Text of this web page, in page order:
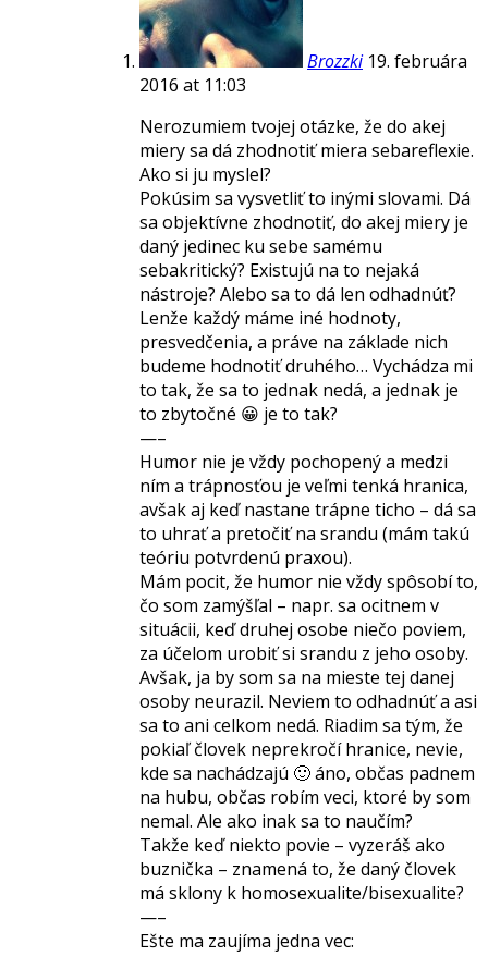
Brozzki 19. februára
2016 at 11:03
Nerozumiem tvojej otázke, že do akej
miery sa dá zhodnotiť miera sebareflexie.
Ako si ju myslel?
Pokúsim sa vysvetliť to inými slovami. Dá
sa objektívne zhodnotiť, do akej miery je
daný jedinec ku sebe samému
sebakritický? Existujú na to nejaká
nástroje? Alebo sa to dá len odhadnúť?
Lenže každý máme iné hodnoty,
presvedčenia, a práve na základe nich
budeme hodnotiť druhého… Vychádza mi
to tak, že sa to jednak nedá, a jednak je
to zbytočné 😀 je to tak?
—–
Humor nie je vždy pochopený a medzi
ním a trápnosťou je veľmi tenká hranica,
avšak aj keď nastane trápne ticho – dá sa
to uhrať a pretočiť na srandu (mám takú
teóriu potvrdenú praxou).
Mám pocit, že humor nie vždy spôsobí to,
čo som zamýšľal – napr. sa ocitnem v
situácii, keď druhej osobe niečo poviem,
za účelom urobiť si srandu z jeho osoby.
Avšak, ja by som sa na mieste tej danej
osoby neurazil. Neviem to odhadnúť a asi
sa to ani celkom nedá. Riadim sa tým, že
pokiaľ človek neprekročí hranice, nevie,
kde sa nachádzajú 🙂 áno, občas padnem
na hubu, občas robím veci, ktoré by som
nemal. Ale ako inak sa to naučím?
Takže keď niekto povie – vyzeráš ako
buznička – znamená to, že daný človek
má sklony k homosexualite/bisexualite?
—–
Ešte ma zaujíma jedna vec: